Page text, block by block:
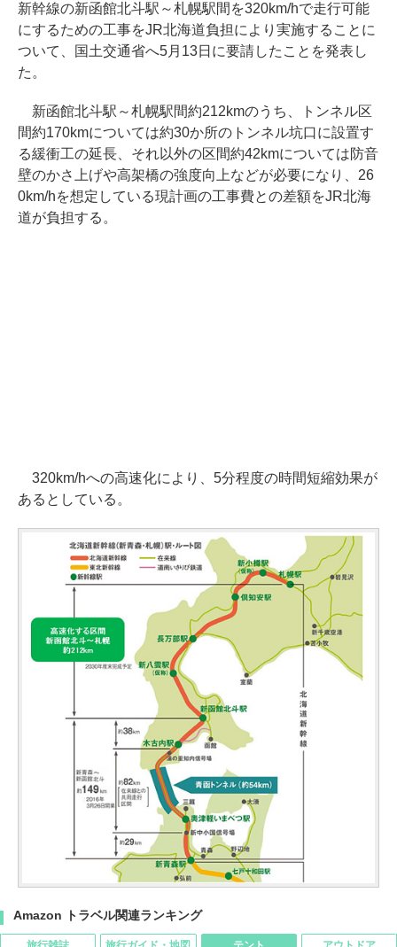
新幹線の新函館北斗駅～札幌駅間を320km/hで走行可能
にするための工事をJR北海道負担により実施することに
ついて、国土交通省へ5月13日に要請したことを発表し
た。
新函館北斗駅～札幌駅間約212kmのうち、トンネル区
間約170kmについては約30か所のトンネル坑口に設置す
る緩衝工の延長、それ以外の区間約42kmについては防音
壁のかさ上げや高架橋の強度向上などが必要になり、26
0km/hを想定している現計画の工事費との差額をJR北海
道が負担する。
320km/hへの高速化により、5分程度の時間短縮効果が
あるとしている。
Amazon トラベル関連ランキング